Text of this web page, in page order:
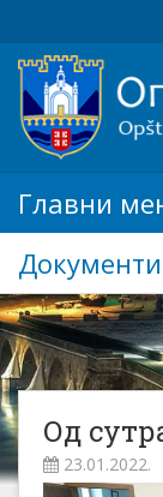
Главни
Документи
Од
23.01.2022.